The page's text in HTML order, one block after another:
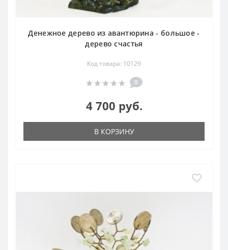
Денежное дерево из авантюрина - большое -
дерево счастья
Код товара: 10129
0
4 700 руб.
В КОРЗИНУ